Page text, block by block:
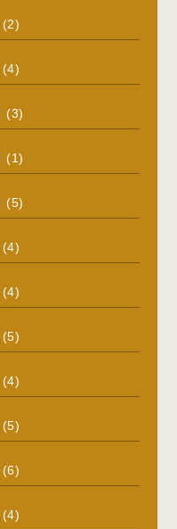
(2)
(4)
(3)
(1)
(5)
(4)
(4)
(5)
(4)
(5)
(6)
(4)